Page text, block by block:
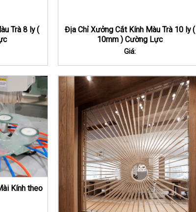
Trà 8 ly (
Địa Chỉ Xưởng Cắt Kính Màu Trà 10 ly (
10mm ) Cường Lực
Giá:
Kính theo